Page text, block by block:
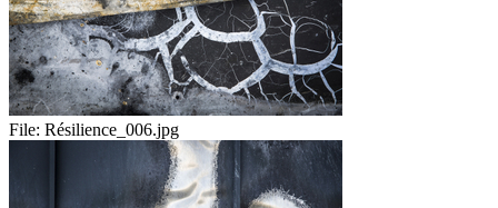
File: Résilience_006.jpg